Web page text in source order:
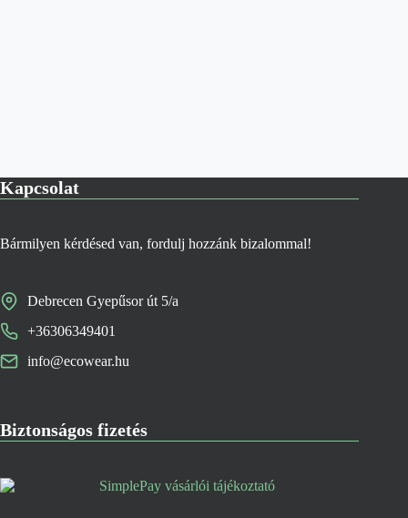
Kapcsolat
Bármilyen kérdésed van, fordulj hozzánk bizalommal!
Debrecen Gyepűsor út 5/a
+36306349401
info@ecowear.hu
Biztonságos fizetés